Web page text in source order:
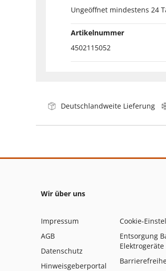
Ungeöffnet mindestens 24
Artikelnummer
4502115052
Deutschlandweite Lieferung
Wir über uns
Impressum
AGB
Datenschutz
Hinweisgeberportal
Cookie-
Entsorgung
Elektrogeräte